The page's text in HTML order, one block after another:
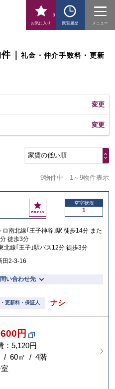
お気に入り
0
閲覧履歴
メニュー
礼金・仲介手数料・更新
変更
変更
家賃の低い順
9物件中 1～9物件表示
お
気
入
り
空室状況
1
ロ南北線｢王子神谷｣駅 徒歩14分 また
徒歩3分
北線｢王子｣駅バス12分 徒歩3分
田2-3-16
い合わせ先
更新料・保証人 ナシ
円
：5,120円
/ 60㎡ / 4階